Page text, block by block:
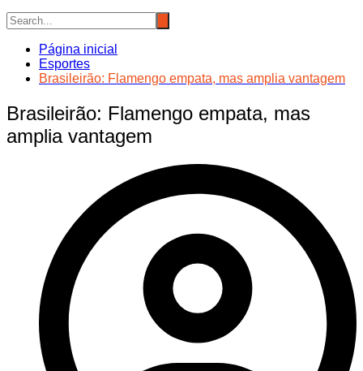
Página inicial
Esportes
Brasileirão: Flamengo empata, mas amplia vantagem
Brasileirão: Flamengo empata, mas
amplia vantagem